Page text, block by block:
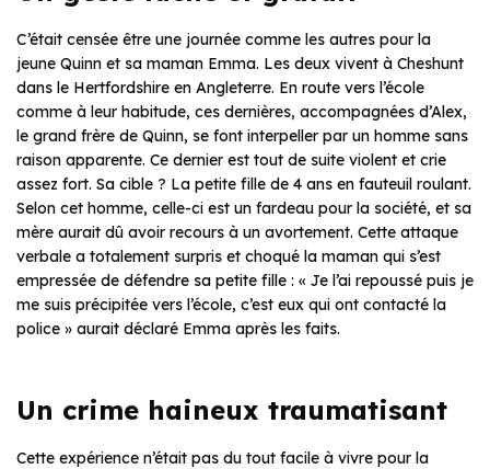
C’était censée être une journée comme les autres pour la
jeune Quinn et sa maman Emma. Les deux vivent à Cheshunt
dans le Hertfordshire en Angleterre. En route vers l’école
comme à leur habitude, ces dernières, accompagnées d’Alex,
le grand frère de Quinn, se font interpeller par un homme sans
raison apparente. Ce dernier est tout de suite violent et crie
assez fort. Sa cible ? La petite fille de 4 ans en fauteuil roulant.
Selon cet homme, celle-ci est un fardeau pour la société, et sa
mère aurait dû avoir recours à un avortement. Cette attaque
verbale a totalement surpris et choqué la maman qui s’est
empressée de défendre sa petite fille : « Je l’ai repoussé puis je
me suis précipitée vers l’école, c’est eux qui ont contacté la
police » aurait déclaré Emma après les faits.
Un crime haineux traumatisant
Cette expérience n’était pas du tout facile à vivre pour la